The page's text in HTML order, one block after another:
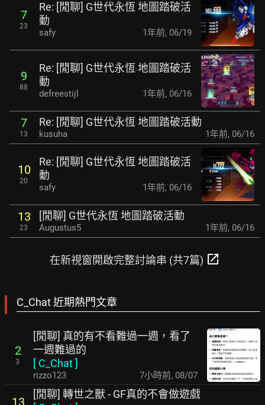
7
23
Re: [閒聊] G世代永恆 地圖踏破活
動
safy 1年前, 06/19
9
88
Re: [閒聊] G世代永恆 地圖踏破活
動
defreestijl 1年前, 06/16
7
13
Re: [閒聊] G世代永恆 地圖踏破活動
kusuha 1年前, 06/16
10
20
Re: [閒聊] G世代永恆 地圖踏破活
動
safy 1年前, 06/16
13
23
[閒聊] G世代永恆 地圖踏破活動
Augustus5 1年前, 06/16
在新視窗開啟完整討論串 (共7篇) open_in_new
C_Chat 近期熱門文章
2
3
[閒聊] 真的有不看難過一週，看了
一週難過的
[ C_Chat]
rizzo123 7小時前, 08/07
13
[閒聊] 轉世之獸 - GF真的不會做遊戲